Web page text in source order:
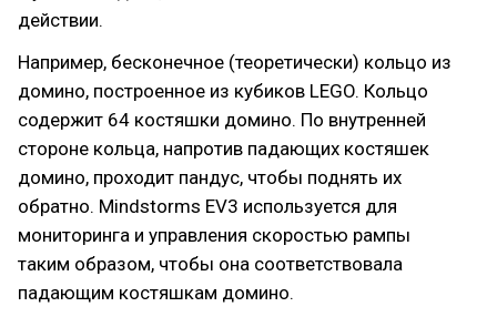
действии.
Например, бесконечное (теоретически) кольцо из
домино, построенное из кубиков LEGO. Кольцо
содержит 64 костяшки домино. По внутренней
стороне кольца, напротив падающих костяшек
домино, проходит пандус, чтобы поднять их
обратно. Mindstorms EV3 используется для
мониторинга и управления скоростью рампы
таким образом, чтобы она соответствовала
падающим костяшкам домино.